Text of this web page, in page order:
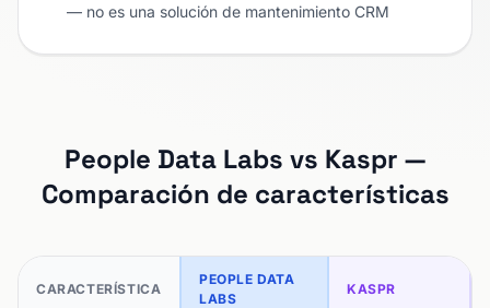
— no es una solución de mantenimiento CRM
People Data Labs vs Kaspr —
Comparación de características
CARACTERÍSTICA
PEOPLE DATA
LABS
KASPR